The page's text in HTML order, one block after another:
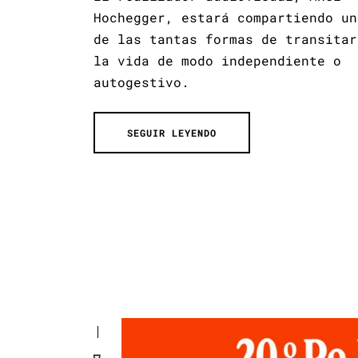
Hochegger, estará compartiendo
de las tantas formas de transitar
la vida de modo independiente o
autogestivo.
SEGUIR LEYENDO